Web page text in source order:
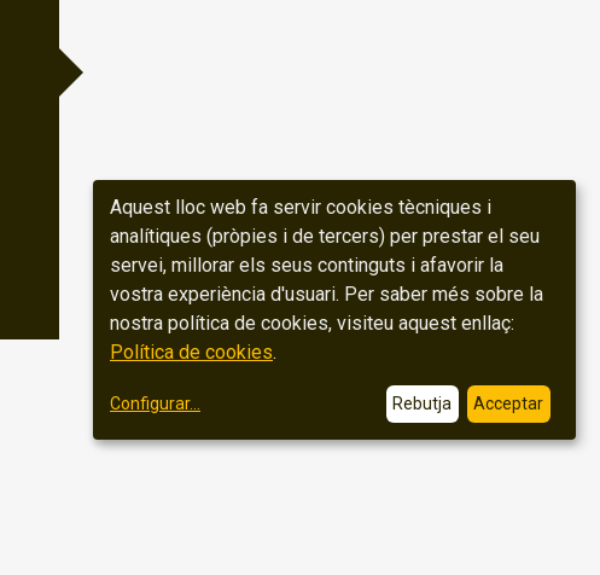
Aquest lloc web fa servir cookies tècniques i
analítiques (pròpies i de tercers) per prestar el seu
servei, millorar els seus continguts i afavorir la
vostra experiència d'usuari. Per saber més sobre la
nostra política de cookies, visiteu aquest enllaç:
Política de cookies.
Configurar... Rebutja Acceptar